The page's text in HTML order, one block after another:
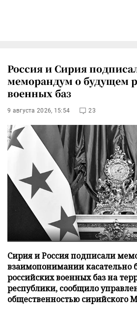
Россия и Сирия
меморандум о будущем
военных баз
9 августа 2026, 15:54 23
Сирия и Россия подписали
взаимопонимании касательно
российских военных баз на
республики, сообщило
общественностью сирийского